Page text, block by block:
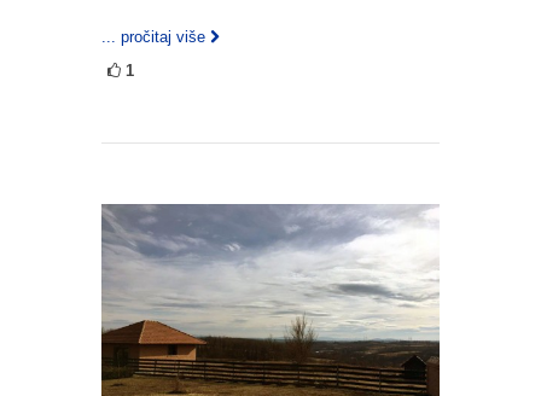
... pročitaj više
1